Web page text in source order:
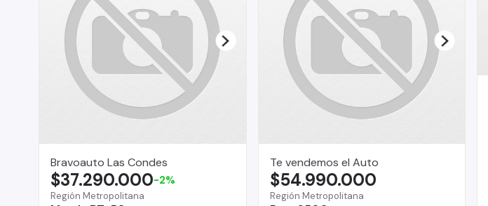
Bravoauto Las Condes
Región Metropolitana
$37.290.000-2%
Te vendemos el Auto
Región Metropolitana
$54.990.000